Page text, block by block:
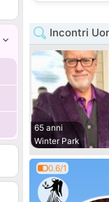
Incontri
65 anni
Winter Park
0.6/1